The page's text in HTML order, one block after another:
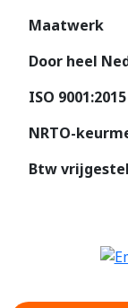
Maatwerk
Door heel
ISO
NRTO-
Btw